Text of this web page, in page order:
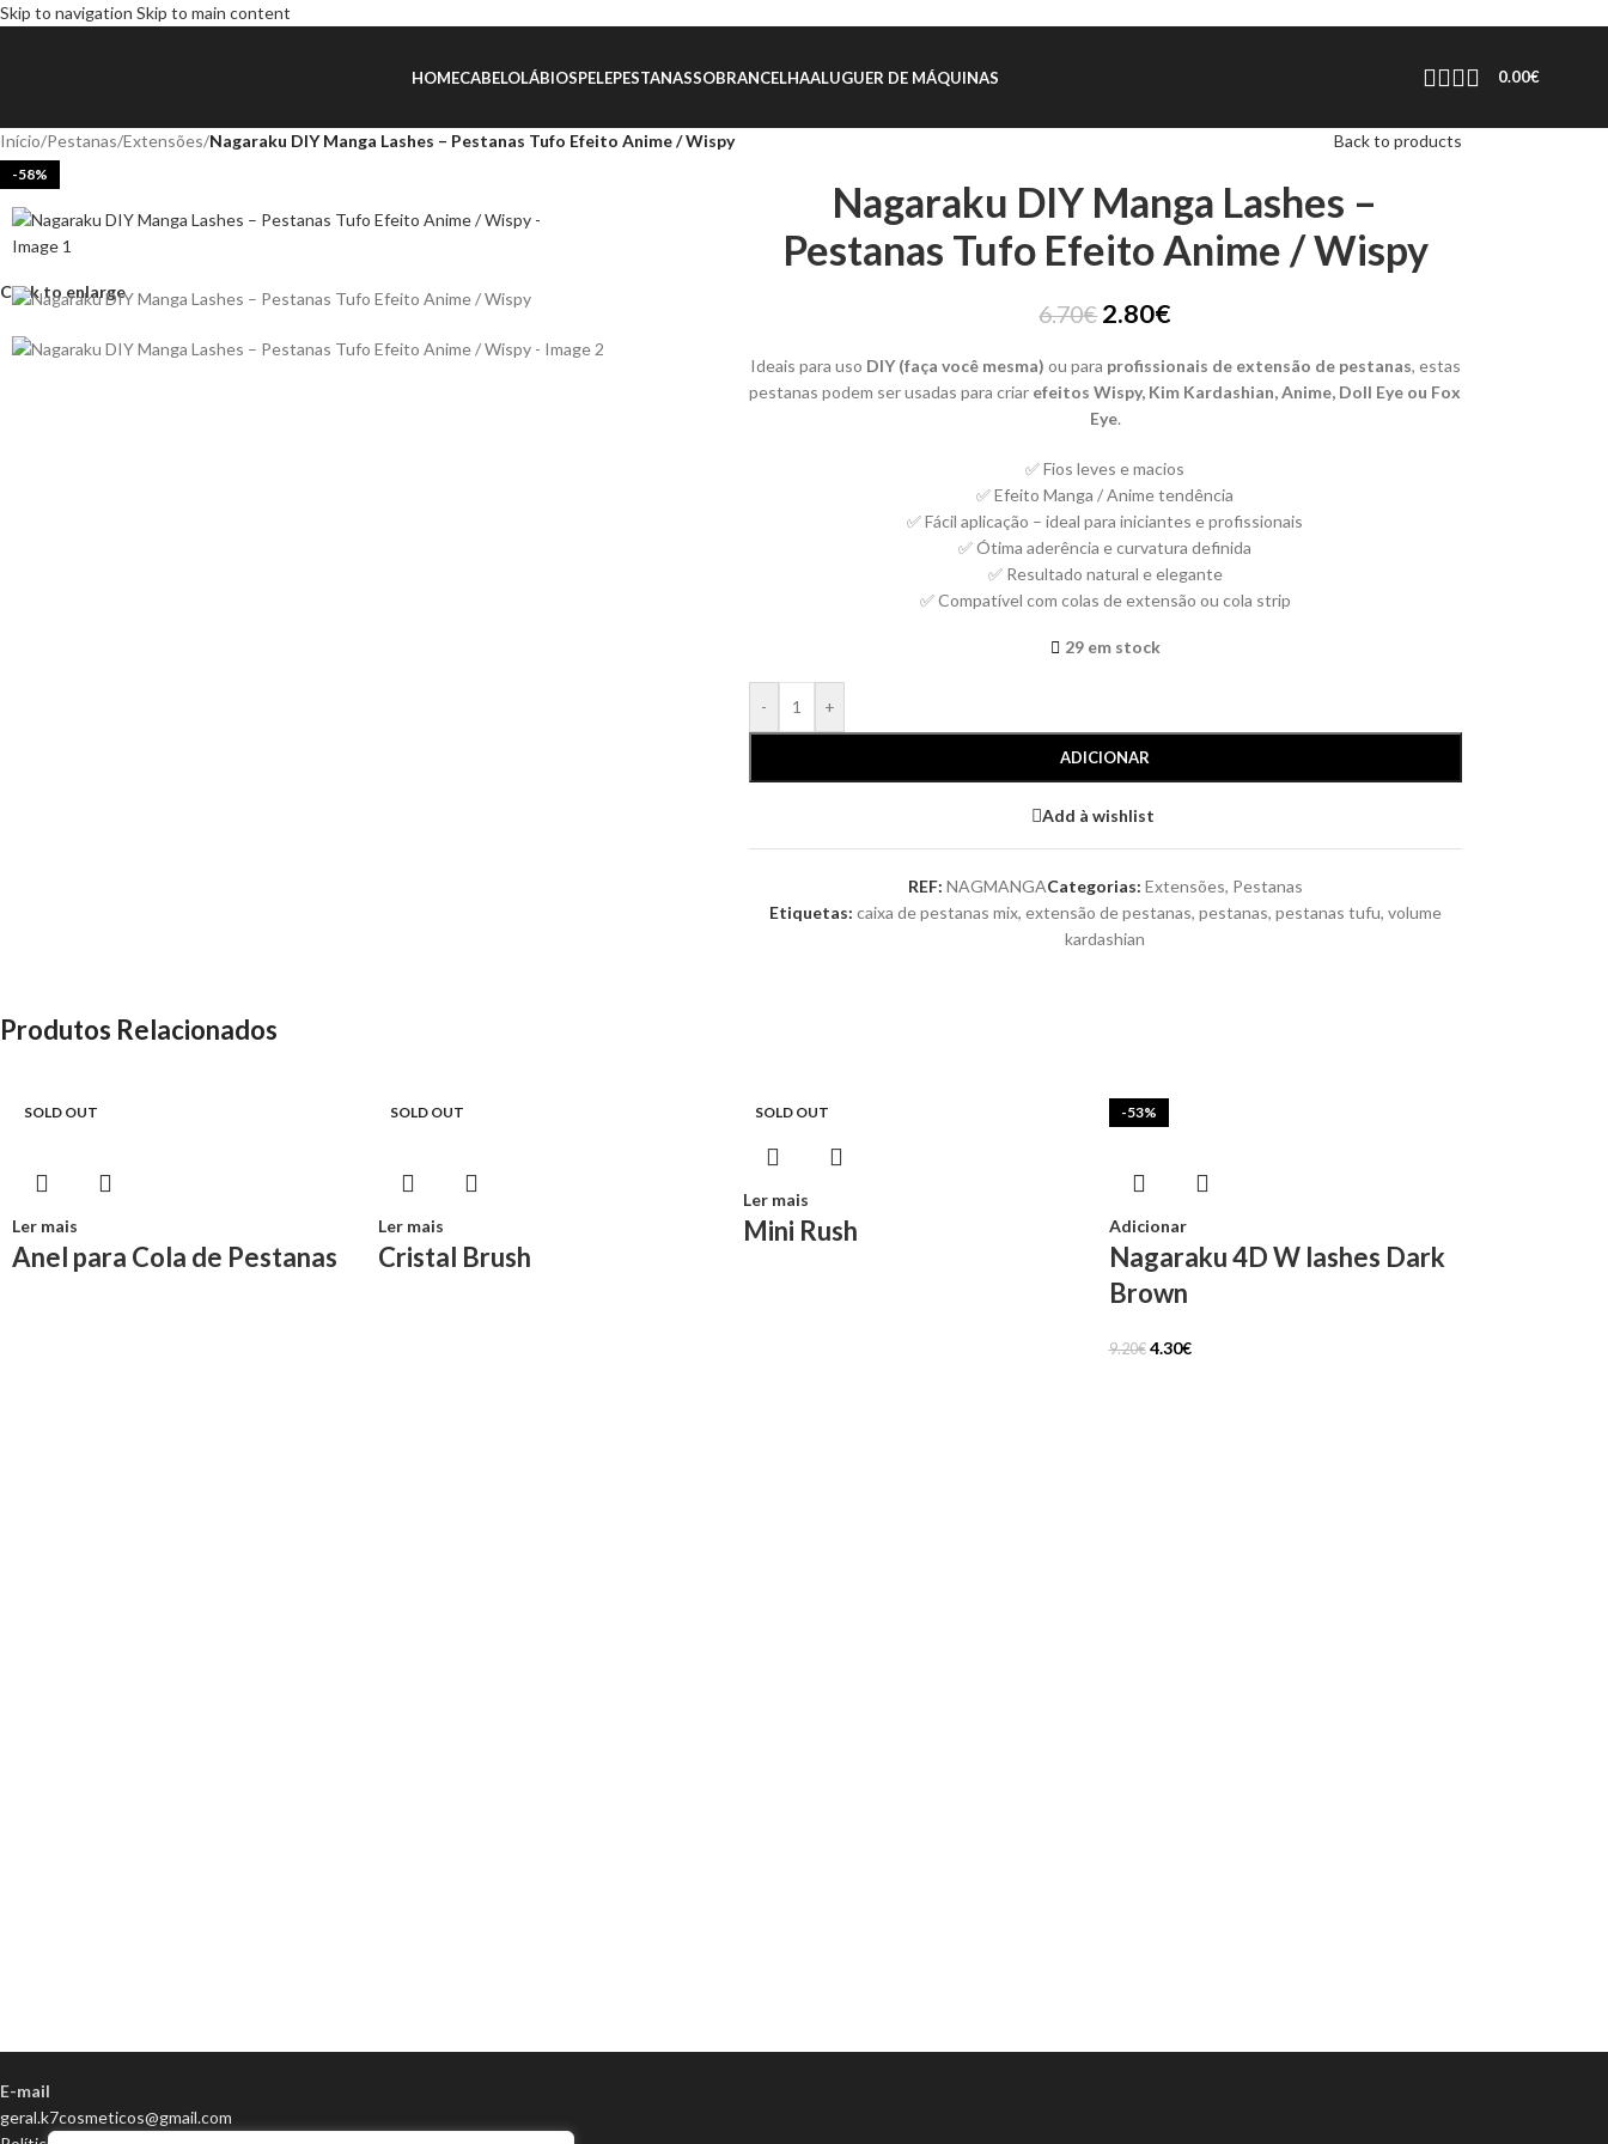
Skip to navigation Skip to main content
HOMECABELOLÁBIOSPELEPESTANASSOBRANCELHAALUGUER DE MÁQUINAS 0.00€
Início/Pestanas/Extensões/Nagaraku DIY Manga Lashes – Pestanas Tufo Efeito Anime / Wispy Back to products
-58%
Click to enlarge
Nagaraku DIY Manga Lashes –
Pestanas Tufo Efeito Anime / Wispy
6.70€2.80€
Ideais para uso DIY (faça você mesma) ou para profissionais de extensão de pestanas, estas
pestanas podem ser usadas para criar efeitos Wispy, Kim Kardashian, Anime, Doll Eye ou Fox
Eye.
✅ Fios leves e macios
✅ Efeito Manga / Anime tendência
✅ Fácil aplicação – ideal para iniciantes e profissionais
✅ Ótima aderência e curvatura definida
✅ Resultado natural e elegante
✅ Compatível com colas de extensão ou cola strip
29 em stock
- +
ADICIONAR
Add à wishlist
REF: NAGMANGACategorias: Extensões, Pestanas
Etiquetas: caixa de pestanas mix, extensão de pestanas, pestanas, pestanas tufu, volume
kardashian
Produtos Relacionados
SOLD OUT
Ler mais
Anel para Cola de Pestanas
SOLD OUT
Ler mais
Cristal Brush
SOLD OUT
Ler mais
Mini Rush
-53%
Adicionar
Nagaraku 4D W lashes Dark
Brown
9.20€ 4.30€
E-mail
geral.k7cosmeticos@gmail.com